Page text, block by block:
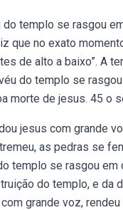
templo se rasgou
que no exato
de alto a baixo”. A
do templo se
morte de jesus. 45 o
jesus com grande
as pedras se
templo se rasgou
do templo, e da
grande voz,